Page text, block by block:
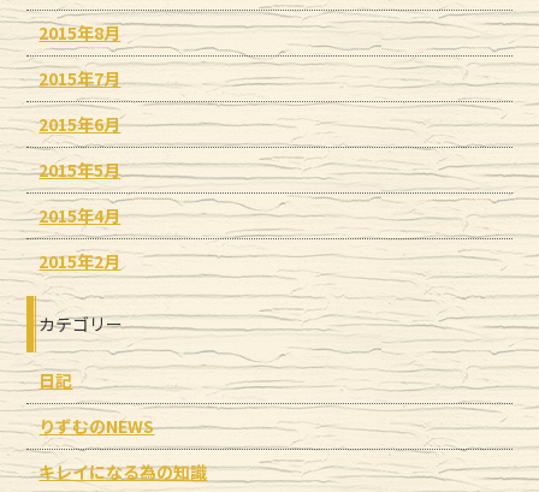
2015年8月
2015年7月
2015年6月
2015年5月
2015年4月
2015年2月
カテゴリー
日記
りずむのNEWS
キレイになる為の知識